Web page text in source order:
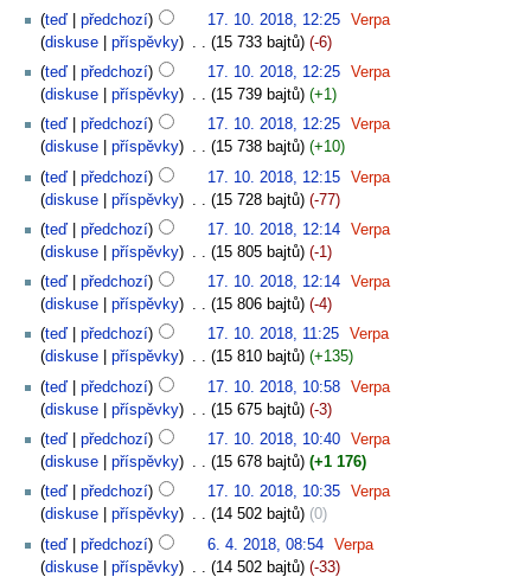
teď
předchozí 17. 10. 2018, 12:25
Verpa
diskuse
příspěvky 15 733 bajtů
-6
teď
předchozí 17. 10. 2018, 12:25
Verpa
diskuse
příspěvky 15 739 bajtů
+1
teď
předchozí 17. 10. 2018, 12:25
Verpa
diskuse
příspěvky 15 738 bajtů
+10
teď
předchozí 17. 10. 2018, 12:15
Verpa
diskuse
příspěvky 15 728 bajtů
-77
teď
předchozí 17. 10. 2018, 12:14
Verpa
diskuse
příspěvky 15 805 bajtů
-1
teď
předchozí 17. 10. 2018, 12:14
Verpa
diskuse
příspěvky 15 806 bajtů
-4
teď
předchozí 17. 10. 2018, 11:25
Verpa
diskuse
příspěvky 15 810 bajtů
+135
teď
předchozí 17. 10. 2018, 10:58
Verpa
diskuse
příspěvky 15 675 bajtů
-3
teď
předchozí 17. 10. 2018, 10:40
Verpa
diskuse
příspěvky 15 678 bajtů
+1 176
teď
předchozí 17. 10. 2018, 10:35
Verpa
diskuse
příspěvky 14 502 bajtů
0
teď
předchozí 6. 4. 2018, 08:54
Verpa
diskuse
příspěvky 14 502 bajtů
-33